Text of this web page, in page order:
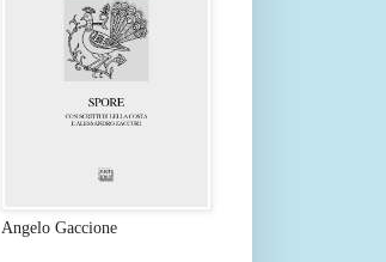
Angelo Gaccione